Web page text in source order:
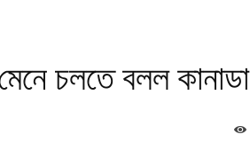
চলতে বলল কানাডা